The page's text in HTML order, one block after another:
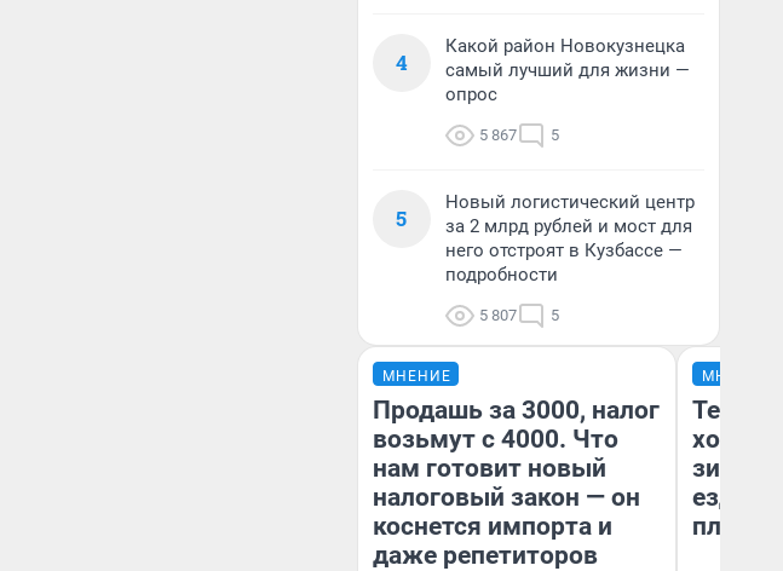
4
Какой район Новокузнецка
самый лучший для жизни —
опрос
5 867 5
5
Новый логистический центр
за 2 млрд рублей и мост для
него отстроят в Кузбассе —
подробности
5 807 5
МНЕНИЕ
Продашь за 3000, налог
возьмут с 4000. Что
нам готовит новый
налоговый закон — он
коснется импорта и
даже репетиторов
МНЕНИЕ
Тепло
зимой.
ездит
плюсы